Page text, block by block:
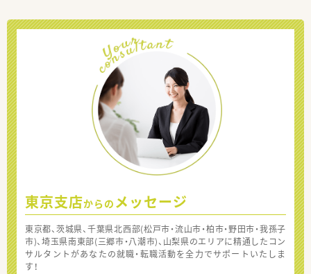
東京支店からの メッセージ
東京都、茨城県、千葉県北西部(松戸市・流山市・柏市・野田市・我孫子
市)、埼玉県南東部(三郷市・八潮市)、山梨県のエリアに精通したコン
サルタントがあなたの就職・転職活動を全力でサポートいたしま
す！